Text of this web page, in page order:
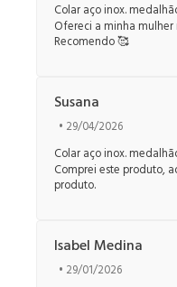
Colar aço inox.
Ofereci a minha
Recomendo 🥰
Susana
• 29/04/2026
Colar aço inox.
Comprei este produto,
produto.
Isabel Medina
• 29/01/2026